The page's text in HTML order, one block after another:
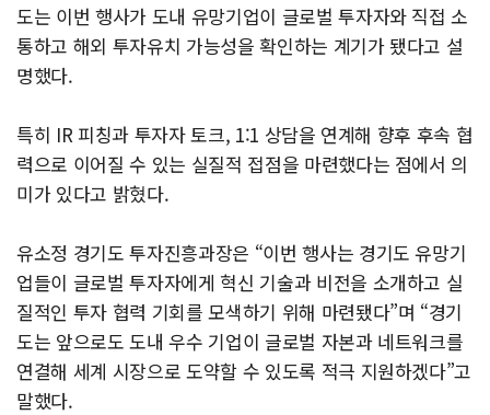
도는 이번 행사가 도내 유망기업이 글로벌 투자자와 직접 소
통하고 해외 투자유치 가능성을 확인하는 계기가 됐다고 설
명했다.
특히 IR 피칭과 투자자 토크, 1:1 상담을 연계해 향후 후속 협
력으로 이어질 수 있는 실질적 접점을 마련했다는 점에서 의
미가 있다고 밝혔다.
유소정 경기도 투자진흥과장은 “이번 행사는 경기도 유망기
업들이 글로벌 투자자에게 혁신 기술과 비전을 소개하고 실
질적인 투자 협력 기회를 모색하기 위해 마련됐다”며 “경기
도는 앞으로도 도내 우수 기업이 글로벌 자본과 네트워크를
연결해 세계 시장으로 도약할 수 있도록 적극 지원하겠다”고
말했다.